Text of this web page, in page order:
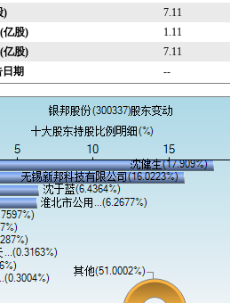
)
7.11
亿股)
1.11
亿股)
7.11
日期
--